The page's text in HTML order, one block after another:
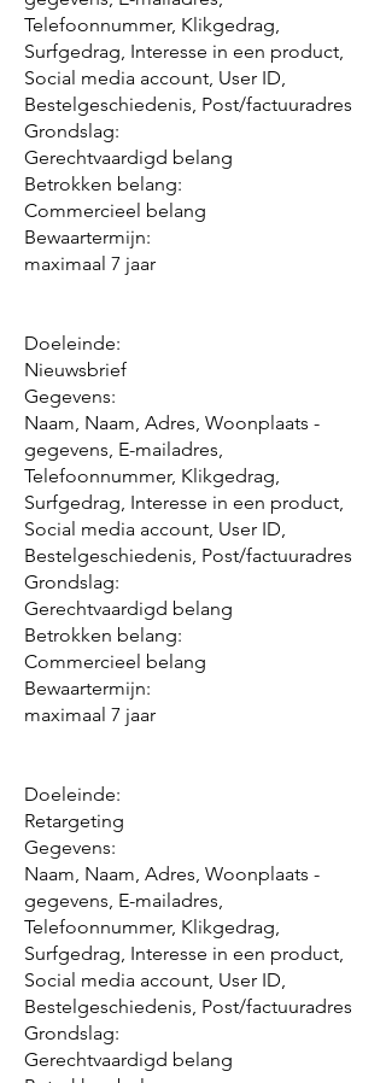
Telefoonnummer, Klikgedrag,
Surfgedrag, Interesse in een product,
Social media account, User ID,
Bestelgeschiedenis, Post/factuuradres
Grondslag:
Gerechtvaardigd belang
Betrokken belang:
Commercieel belang
Bewaartermijn:
maximaal 7 jaar
Doeleinde:
Nieuwsbrief
Gegevens:
Naam, Naam, Adres, Woonplaats -
gegevens, E-mailadres,
Telefoonnummer, Klikgedrag,
Surfgedrag, Interesse in een product,
Social media account, User ID,
Bestelgeschiedenis, Post/factuuradres
Grondslag:
Gerechtvaardigd belang
Betrokken belang:
Commercieel belang
Bewaartermijn:
maximaal 7 jaar
Doeleinde:
Retargeting
Gegevens:
Naam, Naam, Adres, Woonplaats -
gegevens, E-mailadres,
Telefoonnummer, Klikgedrag,
Surfgedrag, Interesse in een product,
Social media account, User ID,
Bestelgeschiedenis, Post/factuuradres
Grondslag:
Gerechtvaardigd belang